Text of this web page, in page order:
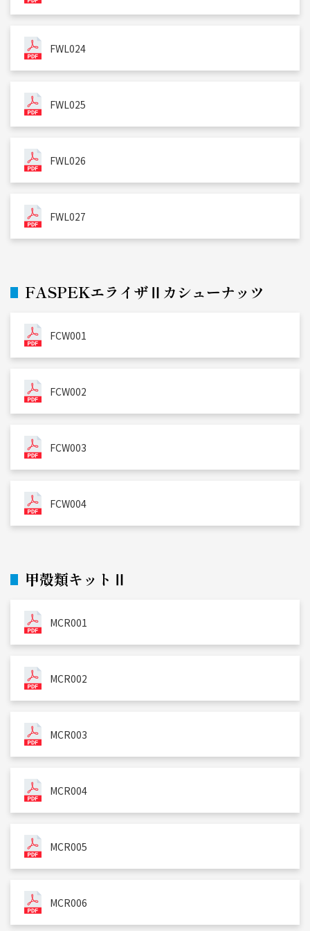
FWL024
FWL025
FWL026
FWL027
FASPEKエライザⅡカシューナッツ
FCW001
FCW002
FCW003
FCW004
甲殻類キットⅡ
MCR001
MCR002
MCR003
MCR004
MCR005
MCR006